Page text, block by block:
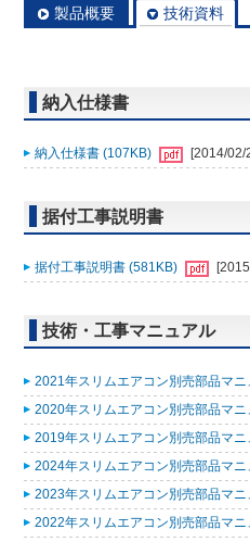
製品概要 技術資料
納入仕様書
納入仕様書 (107KB) [2014/02/
据付工事説明書
据付工事説明書 (581KB)
技術・工事マニュアル
2021年スリムエアコン別売部品マ
2020年スリムエアコン別売部品マ
2019年スリムエアコン別売部品マ
2024年スリムエアコン別売部品マ
2023年スリムエアコン別売部品マ
2022年スリムエアコン別売部品マ